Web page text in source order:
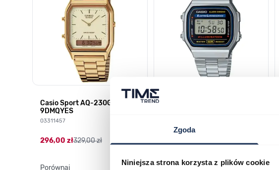
Zgoda
Niniejsza strona korzysta z plików cookie
Casio Sport AQ-230GA-
9DMQYES
03311457
296,00 zł329,00 zł
Porównaj
179,00 zł199,00 zł
Porównaj